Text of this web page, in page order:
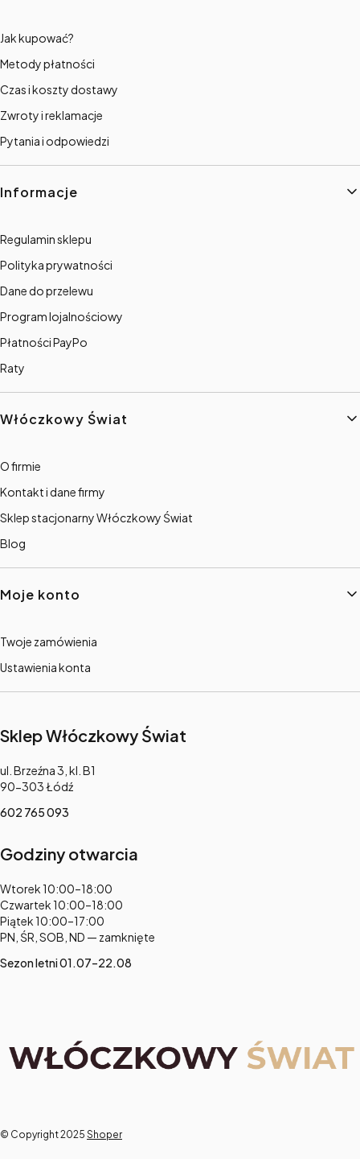
Jak kupować?
Metody płatności
Czas i koszty dostawy
Zwroty i reklamacje
Pytania i odpowiedzi
Informacje
Regulamin sklepu
Polityka prywatności
Dane do przelewu
Program lojalnościowy
Płatności PayPo
Raty
Włóczkowy Świat
O firmie
Kontakt i dane firmy
Sklep stacjonarny Włóczkowy Świat
Blog
Moje konto
Twoje zamówienia
Ustawienia konta
Sklep Włóczkowy Świat
Adres:
ul. Brzeźna 3, kl. B1
90-303 Łódź
602 765 093
Godziny otwarcia
Adres:
Wtorek 10:00–18:00
Czwartek 10:00–18:00
Piątek 10:00–17:00
PN, ŚR, SOB, ND — zamknięte
Sezon letni 01.07–22.08
© Copyright 2025 Shoper